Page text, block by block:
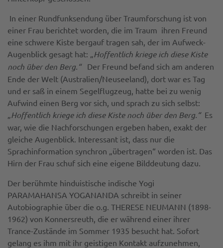
In einer Rundfunksendung über Traumforschung ist von
einer Frau berichtet worden, die im Traum ihren Freund
eine schwere Kiste bergauf tragen sah, der im Aufweck-
Augenblick gesagt hat: „ Hoffentlich kriege ich diese Kiste
noch über den Berg.“ Der Freund befand sich am anderen
Ende der Welt (Australien/Neuseeland), dort war es Tag
und er saß in einem Segelflugzeug, hatte bei zu wenig
Aufwind einen Berg vor sich, und sprach zu sich selbst:
Hoffentlich kriege ich diese Kiste noch über den Berg.“ Es
war, wie die Nachforschungen ergeben haben, exakt der
gleiche Augenblick. Interessant ist, dass nur die
Sprachinformation synchron „übertragen“ worden ist. Das
Hirn der Frau schuf sich eine eigene Bilddeutung dazu.
Der berühmte hinduistische indische Yogi
PARAMAHANSA YOGANANDA schreibt in seiner
Autobiographie über die o.g. THERESE NEUMANN (1898-
1962) von Konnersreuth, die er während einer ihrer
Trance-Zustände im Sommer 1935 besucht hat. Sofort
gelang es ihm mit ihr geistigen Kontakt aufzunehmen,